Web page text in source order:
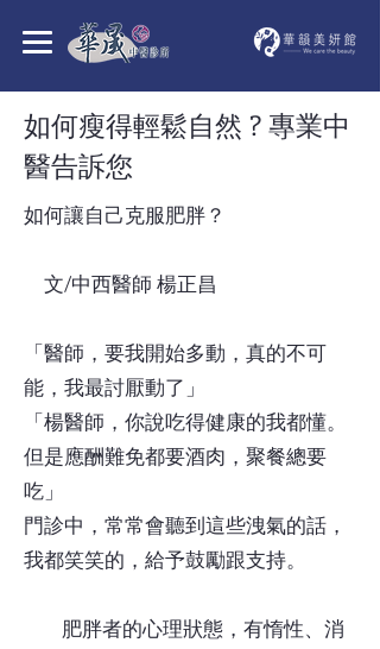
如何瘦得輕鬆自然 ? 專業中
醫告訴您
如何讓自己克服肥胖？
文/中西醫師 楊正昌
「醫師，要我開始多動，真的不可
能，我最討厭動了」
「楊醫師，你說吃得健康的我都懂。
但是應酬難免都要酒肉，聚餐總要
吃」
門診中，常常會聽到這些洩氣的話，
我都笑笑的，給予鼓勵跟支持。
肥胖者的心理狀態，有惰性、消